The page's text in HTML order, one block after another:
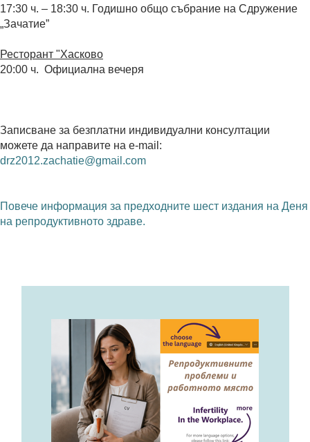
17:30 ч. – 18:30 ч. Годишно общо събрание на Сдружение
„Зачатие”
Ресторант "Хасково
20:00 ч. Официална вечеря
Записване за безплатни индивидуални консултации
можете да направите на e-mail:
drz2012.zachatie@gmail.com
Повече информация за предходните шест издания на Деня
на репродуктивното здраве.